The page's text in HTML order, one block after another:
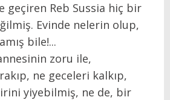
geçiren Reb Sussia hiç bir
Evinde nelerin olup,
bile!...
zoru ile,
ne geceleri kalkıp,
yiyebilmiş, ne de, bir